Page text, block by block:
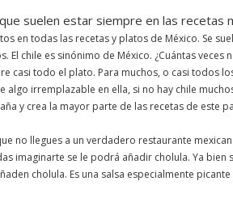
suelen estar siempre en las recetas
en todas las recetas y platos de México. Se
El chile es sinónimo de México. ¿Cuántas
casi todo el plato. Para muchos, o casi todos
algo irremplazable en ella, si no hay chile
y crea la mayor parte de las recetas de este
no llegues a un verdadero restaurante
imaginarte se le podrá añadir cholula. Ya bien
cholula. Es una salsa especialmente